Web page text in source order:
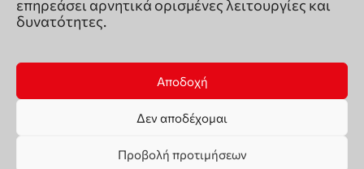
επηρεάσει αρνητικά ορισμένες λειτουργίες και
δυνατότητες.
Αποδοχή
Δεν αποδέχομαι
Προβολή προτιμήσεων